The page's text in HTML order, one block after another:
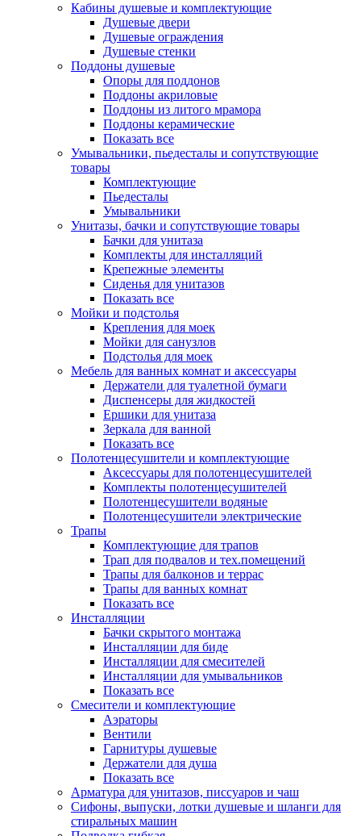
Кабины душевые и комплектующие
Душевые двери
Душевые ограждения
Душевые стенки
Поддоны душевые
Опоры для поддонов
Поддоны акриловые
Поддоны из литого мрамора
Поддоны керамические
Показать все
Умывальники, пьедесталы и сопутствующие
товары
Комплектующие
Пьедесталы
Умывальники
Унитазы, бачки и сопутствующие товары
Бачки для унитаза
Комплекты для инсталляций
Крепежные элементы
Сиденья для унитазов
Показать все
Мойки и подстолья
Крепления для моек
Мойки для санузлов
Подстолья для моек
Мебель для ванных комнат и аксессуары
Держатели для туалетной бумаги
Диспенсеры для жидкостей
Ершики для унитаза
Зеркала для ванной
Показать все
Полотенцесушители и комплектующие
Аксессуары для полотенцесушителей
Комплекты полотенцесушителей
Полотенцесушители водяные
Полотенцесушители электрические
Трапы
Комплектующие для трапов
Трап для подвалов и тех.помещений
Трапы для балконов и террас
Трапы для ванных комнат
Показать все
Инсталляции
Бачки скрытого монтажа
Инсталляции для биде
Инсталляции для смесителей
Инсталляции для умывальников
Показать все
Смесители и комплектующие
Аэраторы
Вентили
Гарнитуры душевые
Держатели для душа
Показать все
Арматура для унитазов, писсуаров и чаш
Сифоны, выпуски, лотки душевые и шланги для
стиральных машин